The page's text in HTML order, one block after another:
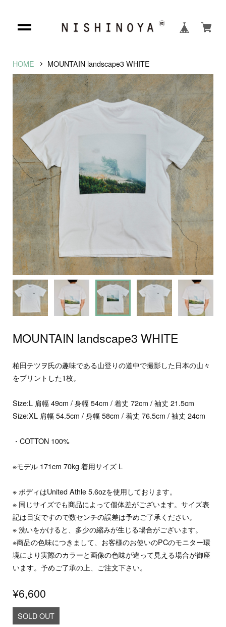
HOME MOUNTAIN landscape3 WHITE
MOUNTAIN landscape3 WHITE
柏田テツヲ氏の趣味である山登りの道中で撮影した日本の山々
をプリントした1枚。
Size:L 肩幅 49cm / 身幅 54cm / 着丈 72cm / 袖丈 21.5cm
Size:XL 肩幅 54.5cm / 身幅 58cm / 着丈 76.5cm / 袖丈 24cm
・COTTON 100%
※モデル 171cm 70kg 着用サイズ L
※ ボディはUnited Athle 5.6ozを使用しております。
※ 同じサイズでも商品によって個体差がございます。サイズ表
記は目安ですので数センチの誤差は予めご了承ください。
※ 洗いをかけると、多少の縮みが生じる場合がございます。
※商品の色味につきまして、お客様のお使いのPCのモニター環
境により実際のカラーと画像の色味が違って見える場合が御座
います。予めご了承の上、ご注文下さい。
¥6,600
SOLD OUT